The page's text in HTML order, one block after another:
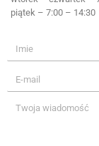
piątek – 7:00 – 14:30